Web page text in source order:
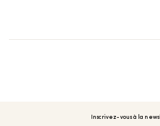
Inscrivez-vous à la